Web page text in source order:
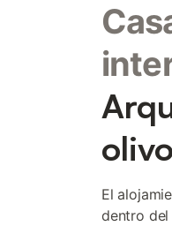
El
dentro